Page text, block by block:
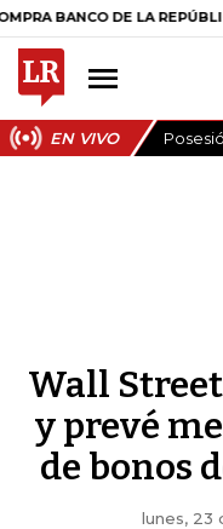
DE LA REPÚBLICA $
EN VIVO
Wall
y prevé
de bonos
lunes, 23